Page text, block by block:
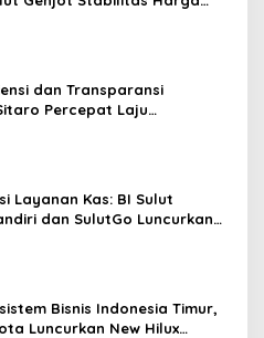
dan Transparansi
Percepat Laju
Layanan Kas: BI Sulut
dan SulutGo Luncurkan
Bisnis Indonesia Timur,
Luncurkan New Hilux